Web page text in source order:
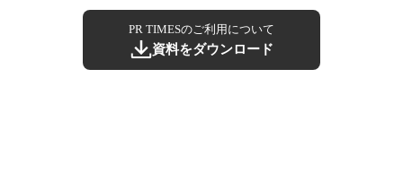
PR TIMESのご利用について
資料をダウンロード